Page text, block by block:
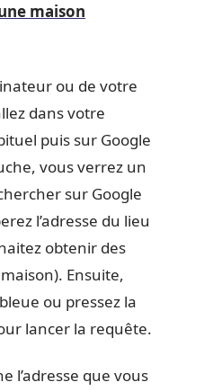
maison
ou de votre
dans votre
puis sur Google
vous verrez un
sur Google
l’adresse du lieu
obtenir des
Ensuite,
ou pressez la
lancer la requête.
l’adresse que vous